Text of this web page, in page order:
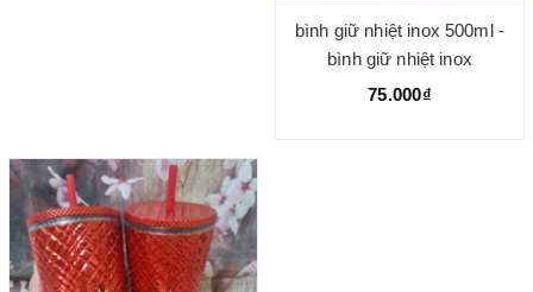
bình giữ nhiệt inox 500ml -
bình giữ nhiệt inox
75.000₫